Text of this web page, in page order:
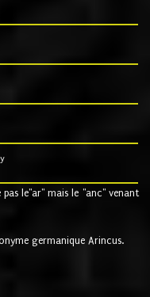
le"ar" mais le "anc" venant
germanique Arincus.